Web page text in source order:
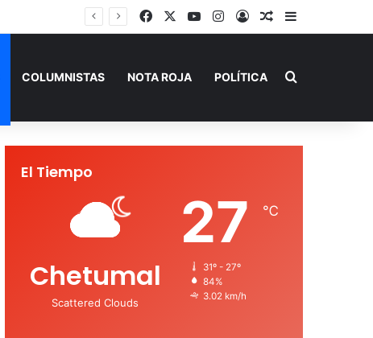
FacebookYouTubeInstagram
AccesoPublicación al
Barra lateral
COLUMNISTAS NOTA ROJA POLÍTICA Buscar por
El Tiempo
Chetumal
Scattered Clouds
27 ℃
31º - 27º
84%
3.02 km/h